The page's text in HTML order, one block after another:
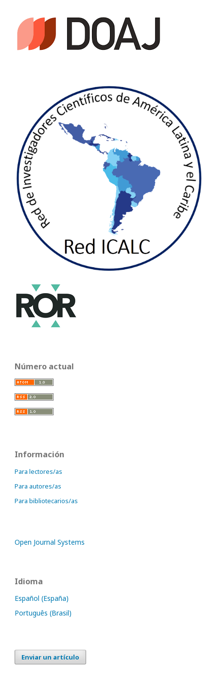
Número actual
Información
Para lectores/as
Para autores/as
Para bibliotecarios/as
Open Journal Systems
Idioma
Español (España)
Português (Brasil)
Enviar un artículo